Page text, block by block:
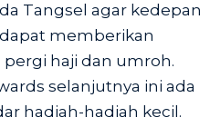
Tangsel agar kedepan
memberikan
haji dan umroh.
selanjutnya ini ada
hadiah-hadiah kecil.